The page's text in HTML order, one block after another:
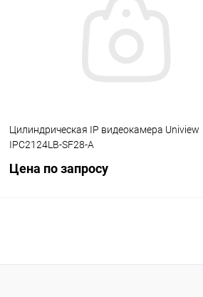
Цилиндрическая IP видеокамера Uniview
IPC2124LB-SF28-A
Цена по запросу
Купить в 1 клик Сравнение